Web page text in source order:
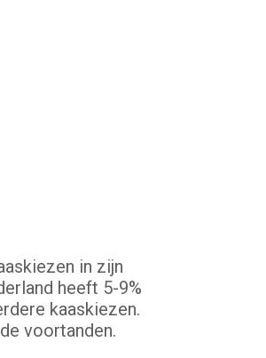
in zijn
heeft 5-9%
kaaskiezen.
voortanden.